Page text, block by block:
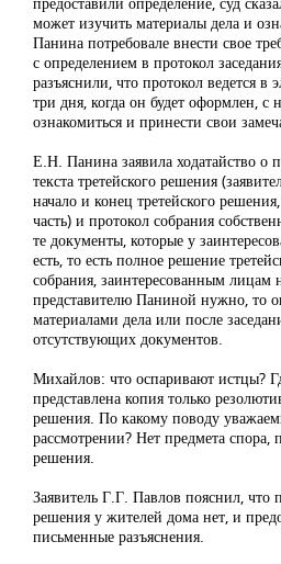
может изучить материалы дела и
Панина потребовале внести свое
с определением в протокол
разъяснили, что протокол ведется в
три дня, когда он будет оформлен,
ознакомиться и принести свои
Е.Н. Панина заявила ходатайство о
текста третейского решения
начало и конец третейского
часть) и протокол собрания
те документы, которые у
есть, то есть полное решение
собрания, заинтересованным лицам
представителю Паниной нужно, то
материалами дела или после
отсутствующих документов.
Михайлов: что оспаривают истцы?
представлена копия только
решения. По какому поводу
рассмотрении? Нет предмета спора,
решения.
Заявитель Г.Г. Павлов пояснил, что
решения у жителей дома нет, и
письменные разъяснения.